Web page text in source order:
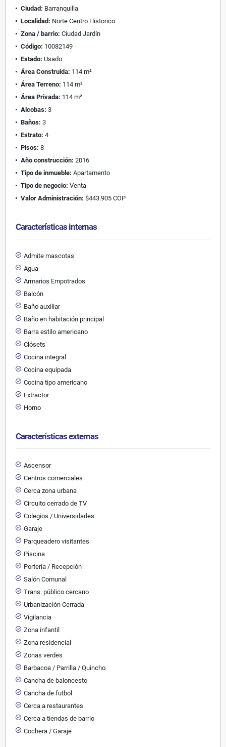
Ciudad: Barranquilla
Localidad: Norte Centro Historico
Zona / barrio: Ciudad Jardín
Código: 10082149
Estado: Usado
Área Construida: 114 m²
Área Terreno: 114 m²
Área Privada: 114 m²
Alcobas: 3
Baños: 3
Estrato: 4
Pisos: 8
Año construcción: 2016
Tipo de inmueble: Apartamento
Tipo de negocio: Venta
Valor Administración: $443.905 COP
Características internas
Admite mascotas
Agua
Armarios Empotrados
Balcón
Baño auxiliar
Baño en habitación principal
Barra estilo americano
Clósets
Cocina integral
Cocina equipada
Cocina tipo americano
Extractor
Horno
Características externas
Ascensor
Centros comerciales
Cerca zona urbana
Circuito cerrado de TV
Colegios / Universidades
Garaje
Parqueadero visitantes
Piscina
Portería / Recepción
Salón Comunal
Trans. público cercano
Urbanización Cerrada
Vigilancia
Zona infantil
Zona residencial
Zonas verdes
Barbacoa / Parrilla / Quincho
Cancha de baloncesto
Cancha de futbol
Cerca a restaurantes
Cerca a tiendas de barrio
Cochera / Garaje